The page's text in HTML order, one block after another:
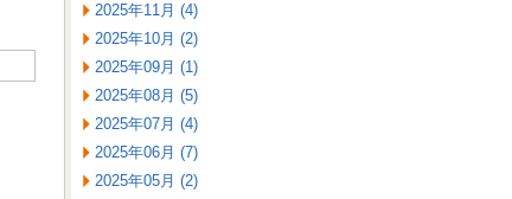
2025年11月 (4)
2025年10月 (2)
2025年09月 (1)
2025年08月 (5)
2025年07月 (4)
2025年06月 (7)
2025年05月 (2)